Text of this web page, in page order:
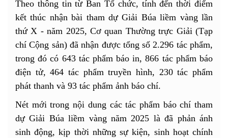
Theo thông tin từ Ban Tổ chức, tính đến thời điểm
kết thúc nhận bài tham dự Giải Búa liềm vàng lần
thứ X - năm 2025, Cơ quan Thường trực Giải (Tạp
chí Cộng sản) đã nhận được tổng số 2.296 tác phẩm,
trong đó có 643 tác phẩm báo in, 866 tác phẩm báo
điện tử, 464 tác phẩm truyền hình, 230 tác phẩm
phát thanh và 93 tác phẩm ảnh báo chí.
Nét mới trong nội dung các tác phẩm báo chí tham
dự Giải Búa liềm vàng năm 2025 là đã phản ánh
sinh động, kịp thời những sự kiện, sinh hoạt chính